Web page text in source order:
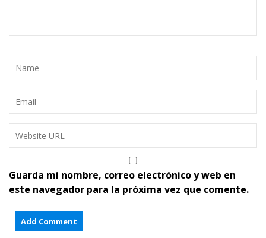
Guarda mi nombre, correo electrónico y web en
este navegador para la próxima vez que comente.